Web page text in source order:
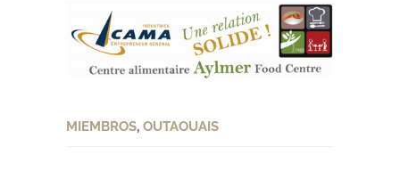
MIEMBROS, OUTAOUAIS